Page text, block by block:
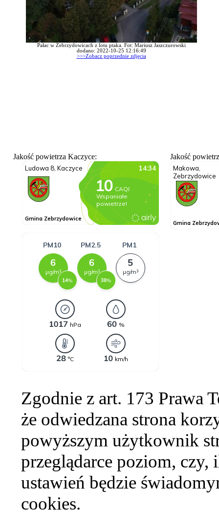
Pałac w Zebrzydowicach z lotu ptaka. Fot: Mariusz Jaszczurowski
dodano: 2022-10-25 12:16:49
>>>Zobacz poprzednie zdjęcia
Jakość powietrza Kaczyce: Jakość
Zgodnie z art. 173 Prawa
że odwiedzana strona
powyższym użytkownik
przeglądarce poziom,
ustawień będzie
cookies.